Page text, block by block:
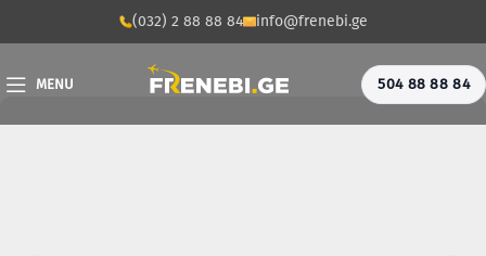
(032) 2 88 88 84 info@frenebi.ge
MENU 504 88 88 84